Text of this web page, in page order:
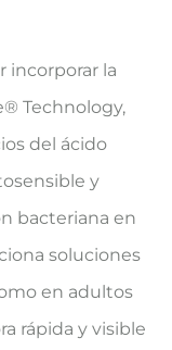
incorporar la
Technology,
del ácido
y
bacteriana en
soluciones
en adultos
rápida y visible